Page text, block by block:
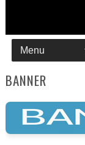
BANNER